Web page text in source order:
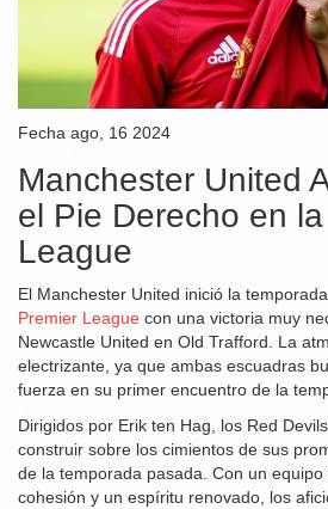
Fecha ago, 16 2024
Manchester United
el Pie Derecho en
League
El Manchester United inició la
Premier League con una victoria muy
Newcastle United en Old Trafford. La
electrizante, ya que ambas escuadras
fuerza en su primer encuentro de la
Dirigidos por Erik ten Hag, los Red
construir sobre los cimientos de sus
de la temporada pasada. Con un
cohesión y un espíritu renovado, los